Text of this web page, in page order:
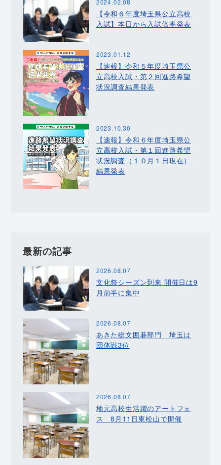
2024.02.08
【令和６年度埼玉県公立高校
入試】本日から入試倍率発表
2023.01.12
【速報】令和５年度埼玉県公
立高校入試・第２回進路希望
状況調査結果発表
2023.10.30
【速報】令和６年度埼玉県公
立高校入試・第１回進路希望
状況調査（１０月１日現在）
結果発表
最新の記事
2026.08.07
文化祭シーズン到来 開催日は9
月前半に集中
2026.08.07
あきた総文囲碁部門 埼玉は
団体戦3位
2026.08.07
地元高校生活躍のアートフェ
ス 8月11日東松山で開催